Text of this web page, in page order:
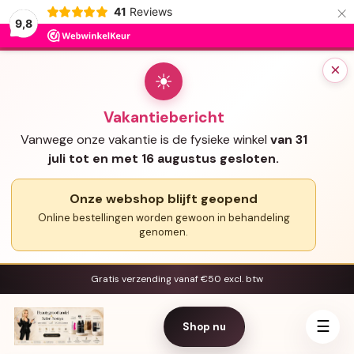
9,8
41 Reviews ×
×
☀
Vakantiebericht
Vanwege onze vakantie is de fysieke winkel van 31
juli tot en met 16 augustus gesloten.
Onze webshop blijft geopend
Online bestellingen worden gewoon in behandeling
genomen.
Gratis verzending vanaf €50 excl. btw
Shop nu ☰